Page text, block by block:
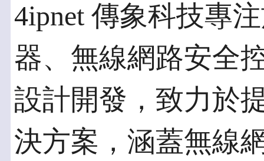
4ipnet 傳象科技專
器、無線網路安全
設計開發，致力於
決方案，涵蓋無線